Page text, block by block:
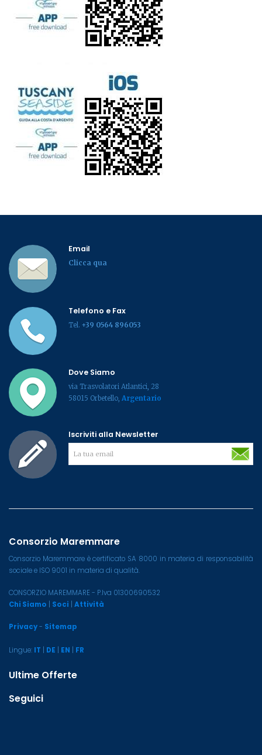
Email
Clicca qua
Telefono e Fax
Tel. +39 0564 896053
Dove Siamo
via Trasvolatori Atlantici, 28
58015 Orbetello, Argentario
Iscriviti alla Newsletter
Consorzio Maremmare
Consorzio Maremmare è certificato SA 8000 in materia di responsabilità
sociale e ISO 9001 in materia di qualità.
CONSORZIO MAREMMARE - P.Iva 01300690532
Chi Siamo
Soci Attività
Privacy- Sitemap
Lingue: IT DE EN FR
Ultime Offerte
Seguici